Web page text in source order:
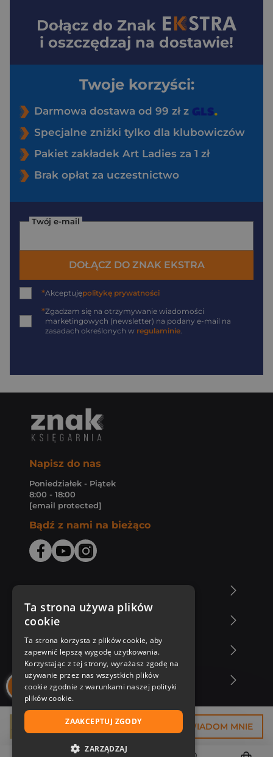
16,50 zł POWIADOM MNIE
Dołącz do Znak
i oszczędzaj na dostawie!
Twoje korzyści:
Darmowa dostawa od 99 zł z
Specjalne zniżki tylko dla klubowiczów
Pakiet zakładek Art Ladies za 1 zł
Brak opłat za uczestnictwo
Twój e-mail
DOŁĄCZ DO ZNAK EKSTRA
*Akceptujępolitykę prywatności
*Zgadzam się na otrzymywanie wiadomości
marketingowych (newsletter) na podany e-mail na
zasadach określonych w regulaminie.
Napisz do nas
Poniedziałek - Piątek
8:00 - 18:00
[email protected]
Bądź z nami na bieżąco
Zakupy u nas
Nasza oferta
Nasi autorzy
Ta strona używa plików
cookie
Ta strona korzysta z plików cookie, aby
zapewnić lepszą wygodę użytkowania.
Korzystając z tej strony, wyrażasz zgodę na
używanie przez nas wszystkich plików
cookie zgodnie z warunkami naszej polityki
plików cookie.
ZAAKCEPTUJ ZGODY
ZARZĄDZAJ